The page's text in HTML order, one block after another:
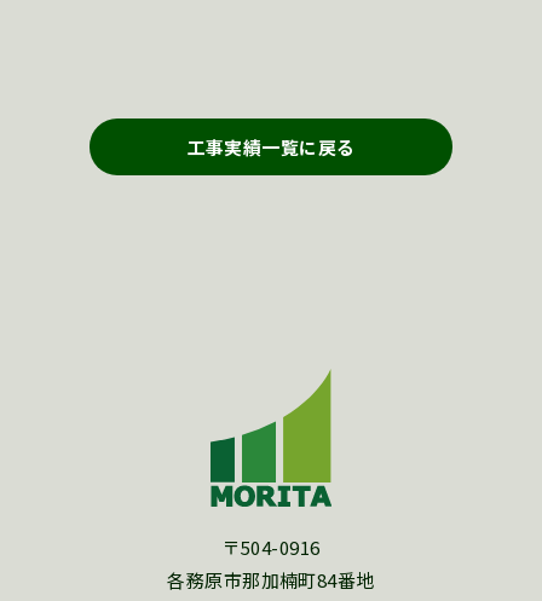
工事実績一覧に戻る
〒504-0916
各務原市那加楠町84番地